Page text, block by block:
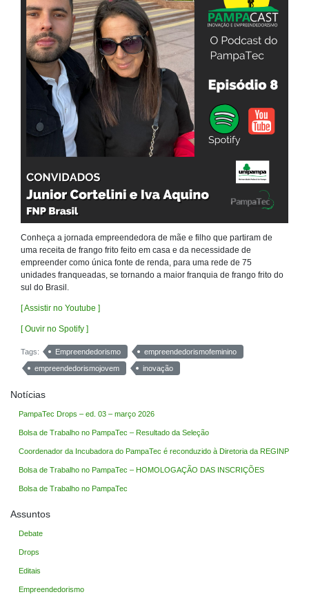
Conheça a jornada empreendedora de mãe e filho que partiram de
uma receita de frango frito feito em casa e da necessidade de
empreender como única fonte de renda, para uma rede de 75
unidades franqueadas, se tornando a maior franquia de frango frito do
sul do Brasil.
[ Assistir no Youtube ]
[ Ouvir no Spotify ]
Tags: Empreendedorismo
empreendedorismofeminino
empreendedorismojovem
inovação
Notícias
PampaTec Drops – ed. 03 – março 2026
Bolsa de Trabalho no PampaTec – Resultado da Seleção
Coordenador da Incubadora do PampaTec é reconduzido à Diretoria da REGINP
Bolsa de Trabalho no PampaTec – HOMOLOGAÇÃO DAS INSCRIÇÕES
Bolsa de Trabalho no PampaTec
Assuntos
Debate
Drops
Editais
Empreendedorismo